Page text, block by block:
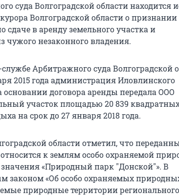
суда Волгоградской области находится
Волгоградской области о признании
сдаче в аренду земельного участка и
чужого незаконного владения.
Арбитражного суда Волгоградской
2015 года администрация Иловлинского
договора аренды передала ООО
участок площадью 20 839
на срок до 27 января 2018 года.
области отметил, что
к землям особо охраняемой
«Природный парк "Донской"». В
законом «Об особо охраняемых
природные территории регионального